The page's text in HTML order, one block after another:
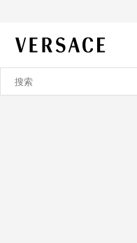
VERSACE | 主页